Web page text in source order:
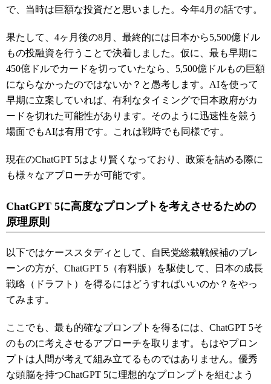
で、当時は巨額な投資だと思いました。今年4月の話です。
果たして、4ヶ月後の8月、最終的には日本から5,500億ドル
もの投融資を行うことで決着しました。仮に、最も早期に
450億ドルでカードを切っていたなら、5,500億ドルもの巨額
にならなかったのではないか？と愚考します。AIを使って
早期に立案していれば、有利なタイミングで日本政府がカ
ードを切れた可能性があります。そのように迅速性を競う
場面でもAIは有用です。これは戦時でも同様です。
現在のChatGPT 5はより賢くなっており、政策を詰める際に
も様々なアプローチが可能です。
ChatGPT 5に高度なプロンプトを考えさせるための
原理原則
以下ではケーススタディとして、自民党総裁戦候補のブレ
ーンの方が、ChatGPT 5（有料版）を駆使して、日本の成長
戦略（ドラフト）を得るにはどうすればいいのか？をやっ
てみます。
ここでも、最も的確なプロンプトを得るには、ChatGPT 5そ
のものに考えさせるアプローチを取ります。もはやプロン
プトは人間が考えて組み立てるものではありません。優秀
な頭脳を持つChatGPT 5に理想的なプロンプトを組むよう